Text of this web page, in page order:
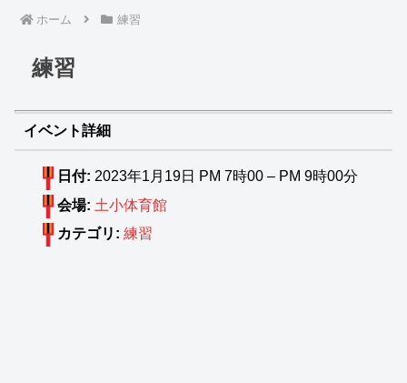
ホーム 練習
練習
イベント詳細
日付: 2023年1月19日 PM 7時00 – PM 9時00分
会場: 土小体育館
カテゴリ: 練習